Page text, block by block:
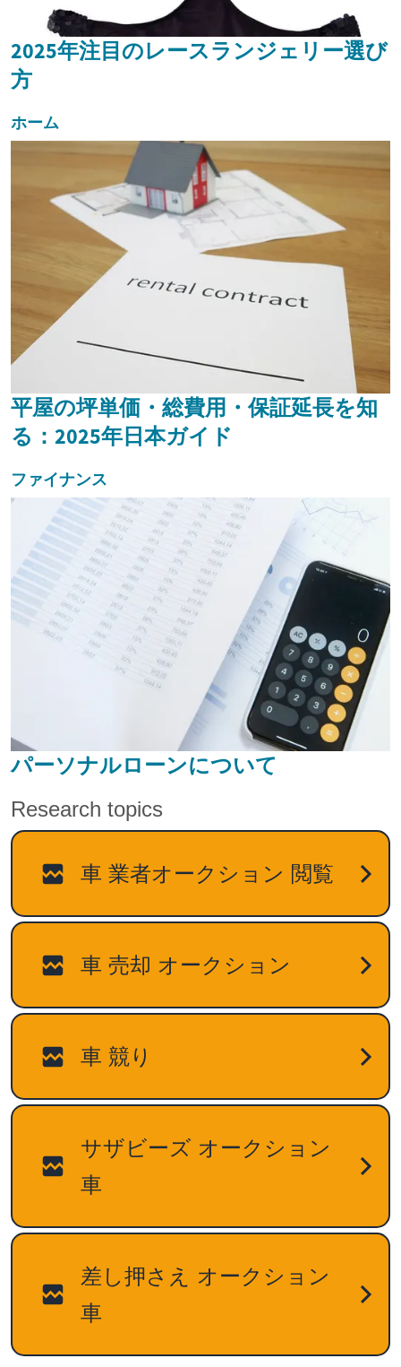
2025年注目のレースランジェリー選び
方
ホーム
平屋の坪単価・総費用・保証延長を知
る：2025年日本ガイド
ファイナンス
パーソナルローンについて